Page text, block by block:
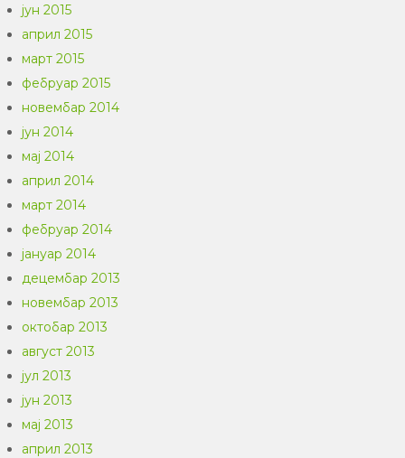
јун 2015
април 2015
март 2015
фебруар 2015
новембар 2014
јун 2014
мај 2014
април 2014
март 2014
фебруар 2014
јануар 2014
децембар 2013
новембар 2013
октобар 2013
август 2013
јул 2013
јун 2013
мај 2013
април 2013